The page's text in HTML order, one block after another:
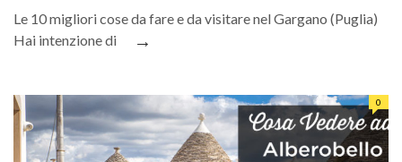
Le 10 migliori cose da fare e da visitare nel Gargano (Puglia)
Hai intenzione di
→
0